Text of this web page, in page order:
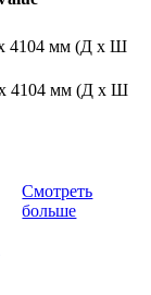
x 4104 мм (Д x Ш
x 4104 мм (Д x Ш
Смотреть
больше